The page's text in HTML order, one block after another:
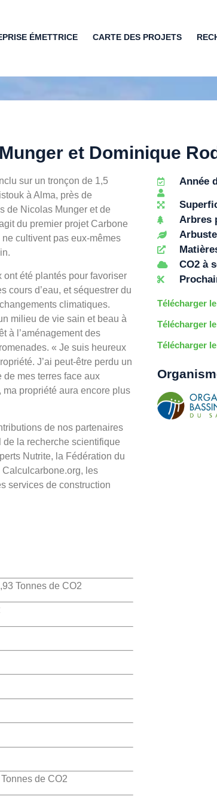
ÉMETTRICE CARTE DES PROJETS
et Dominique
sur un tronçon de 1,5
à Alma, près de
de Nicolas Munger et de
du premier projet Carbone
cultivent pas eux-mêmes
été plantés pour favoriser
cours d’eau, et séquestrer du
climatiques.
milieu de vie sain et beau à
à l’aménagement des
« Je suis heureux
J’ai peut-être perdu un
de mes terres face aux
propriété aura encore plus
de nos partenaires
de la recherche scientifique
Nutrite, la Fédération du
les
services de construction
Tonnes de CO2
de CO2
Année
Arbres
CO2 à
Télécharger
Télécharger
Télécharger